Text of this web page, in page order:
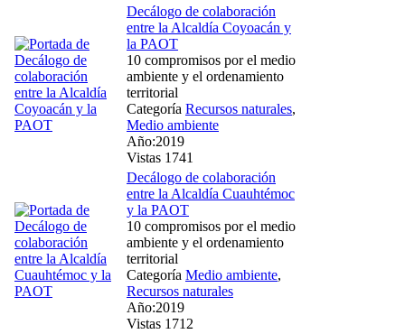
Decálogo de colaboración
entre la Alcaldía Coyoacán y
la PAOT
10 compromisos por el medio
ambiente y el ordenamiento
territorial
Categoría Recursos naturales,
Medio ambiente
Año:2019
Vistas 1741
Decálogo de colaboración
entre la Alcaldía Cuauhtémoc
y la PAOT
10 compromisos por el medio
ambiente y el ordenamiento
territorial
Categoría Medio ambiente,
Recursos naturales
Año:2019
Vistas 1712